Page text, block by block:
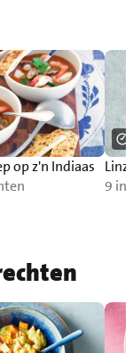
op z'n Indiaas
9